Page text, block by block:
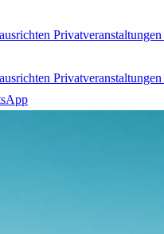
Privatveranstaltungen
Privatveranstaltungen